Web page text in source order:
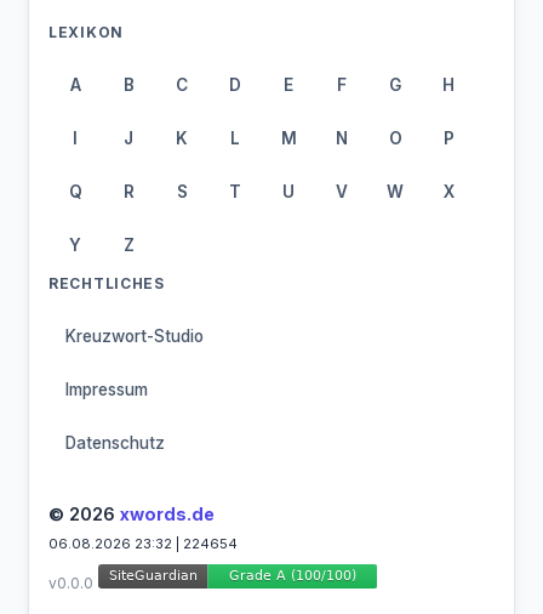
LEXIKON
A B C D E F G H
I J K L M N O P
Q R S T U V W X
Y Z
RECHTLICHES
Kreuzwort-Studio
Impressum
Datenschutz
© 2026 xwords.de
06.08.2026 23:32 | 224654
v0.0.0